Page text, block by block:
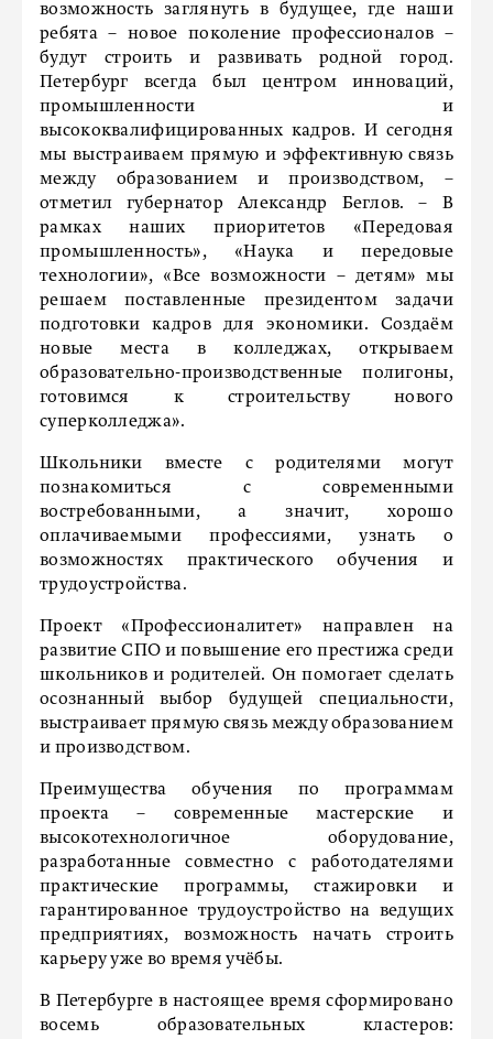
возможность заглянуть в будущее, где наши
ребята – новое поколение профессионалов –
будут строить и развивать родной город.
Петербург всегда был центром инноваций,
промышленности и
высококвалифицированных кадров. И сегодня
мы выстраиваем прямую и эффективную связь
между образованием и производством, –
отметил губернатор Александр Беглов. – В
рамках наших приоритетов «Передовая
промышленность», «Наука и передовые
технологии», «Все возможности – детям» мы
решаем поставленные президентом задачи
подготовки кадров для экономики. Создаём
новые места в колледжах, открываем
образовательно-производственные полигоны,
готовимся к строительству нового
суперколледжа».
Школьники вместе с родителями могут
познакомиться с современными
востребованными, а значит, хорошо
оплачиваемыми профессиями, узнать о
возможностях практического обучения и
трудоустройства.
Проект «Профессионалитет» направлен на
развитие СПО и повышение его престижа среди
школьников и родителей. Он помогает сделать
осознанный выбор будущей специальности,
выстраивает прямую связь между образованием
и производством.
Преимущества обучения по программам
проекта – современные мастерские и
высокотехнологичное оборудование,
разработанные совместно с работодателями
практические программы, стажировки и
гарантированное трудоустройство на ведущих
предприятиях, возможность начать строить
карьеру уже во время учёбы.
В Петербурге в настоящее время сформировано
восемь образовательных кластеров: